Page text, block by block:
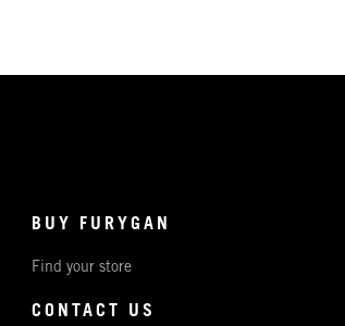
BUY FURYGAN
Find your store
CONTACT US